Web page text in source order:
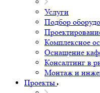
Услуги
Подбор
Комплексное
Оснащение
Консалтинг в
Монтаж и
Проекты